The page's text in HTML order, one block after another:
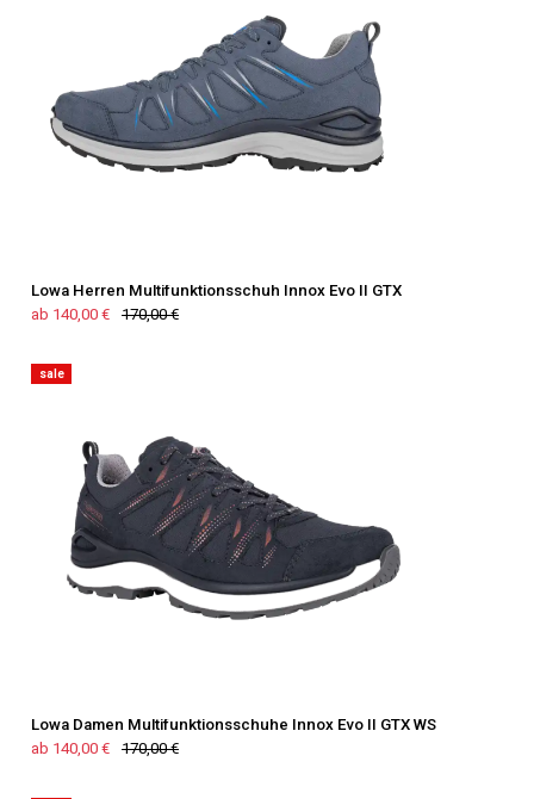
Lowa Herren Multifunktionsschuh Innox Evo II GTX
ab 140,00 €
170,00 €
sale
Lowa Damen Multifunktionsschuhe Innox Evo II GTX WS
ab 140,00 €
170,00 €